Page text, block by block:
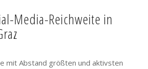
Media-Reichweite in
mit Abstand größten und aktivsten